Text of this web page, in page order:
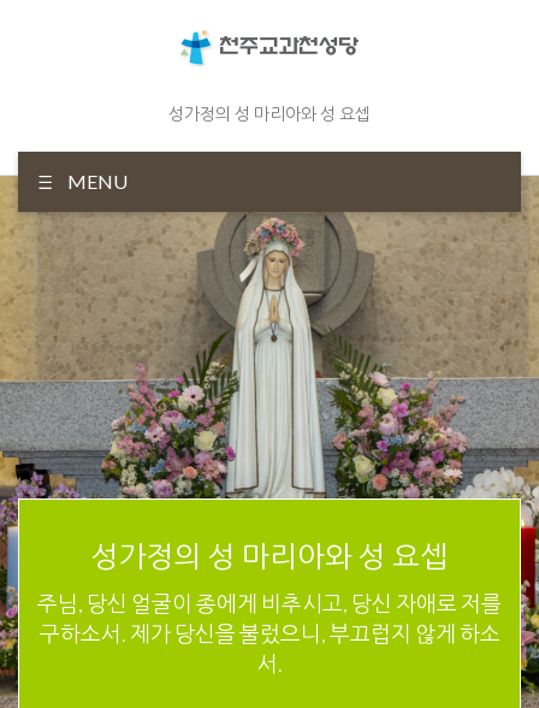
성가정의 성 마리아와 성 요셉
MENU
성가정의 성 마리아와 성 요셉
주님, 당신 얼굴이 종에게 비추시고, 당신 자애로 저를
구하소서. 제가 당신을 불렀으니, 부끄럽지 않게 하소
서.